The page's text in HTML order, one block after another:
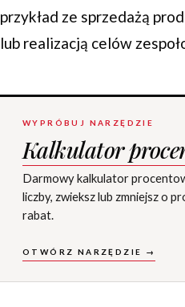
przykład ze sprzedażą
lub realizacją celów
WYPRÓBUJ NARZĘDZIE
Kalkulator
Darmowy kalkulator
liczby, zwieksz lub zmniejsz o
rabat.
OTWÓRZ NARZĘDZIE →